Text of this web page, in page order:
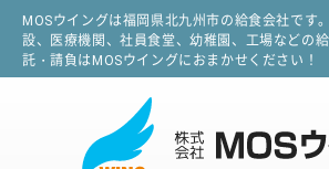
MOSウイングは福岡県北九州市の給食会社です
設、医療機関、社員食堂、幼稚園、工場などの
託・請負はMOSウイングにおまかせください！